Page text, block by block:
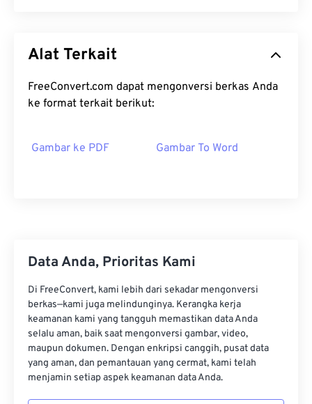
Alat Terkait
FreeConvert.com dapat mengonversi berkas Anda
ke format terkait berikut:
Gambar ke PDF Gambar To Word
Data Anda, Prioritas Kami
Di FreeConvert, kami lebih dari sekadar mengonversi
berkas—kami juga melindunginya. Kerangka kerja
keamanan kami yang tangguh memastikan data Anda
selalu aman, baik saat mengonversi gambar, video,
maupun dokumen. Dengan enkripsi canggih, pusat data
yang aman, dan pemantauan yang cermat, kami telah
menjamin setiap aspek keamanan data Anda.